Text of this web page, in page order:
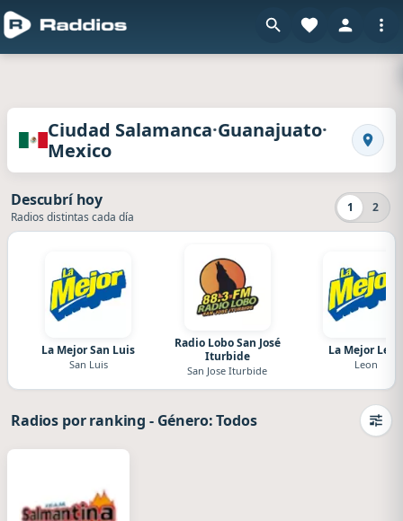
Radios de Ciudad Salamanca · Guanajuato ·
Ciudad Salamanca·Guanajuato·
Mexico
1 2
Descubrí hoy
Radios distintas cada día
La Mejor San Luis
San Luis
Radio Lobo San José
Iturbide
San Jose Iturbide
La Mejor León
Leon
Radios por ranking - Género: Todos